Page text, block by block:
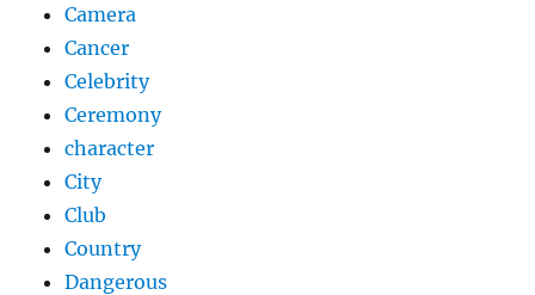
Camera
Cancer
Celebrity
Ceremony
character
City
Club
Country
Dangerous